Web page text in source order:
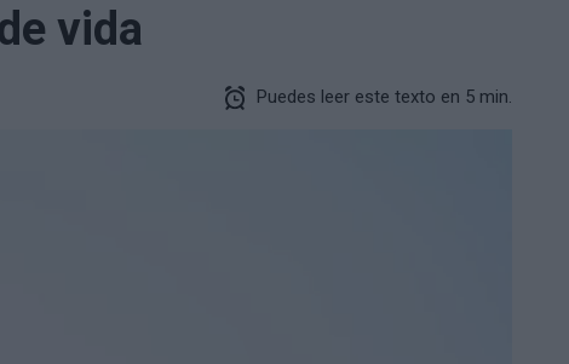
vida
Puedes leer este texto en 5 min.